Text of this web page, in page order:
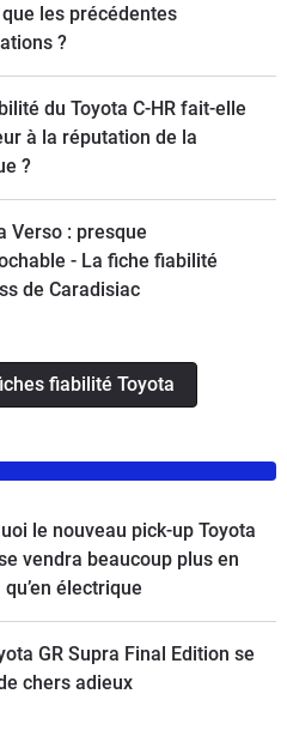
les précédentes
?
du Toyota C-HR fait-elle
à la réputation de la
?
Verso : presque
- La fiche fiabilité
de Caradisiac
fiabilité Toyota
le nouveau pick-up Toyota
vendra beaucoup plus en
électrique
GR Supra Final Edition se
chers adieux